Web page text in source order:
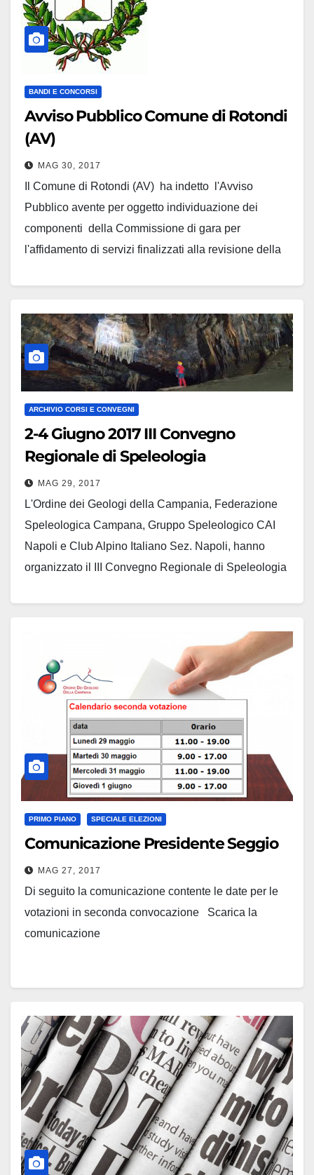
BANDI E CONCORSI
Avviso Pubblico Comune di Rotondi
(AV)
MAG 30, 2017
Il Comune di Rotondi (AV) ha indetto l'Avviso
Pubblico avente per oggetto individuazione dei
componenti della Commissione di gara per
l'affidamento di servizi finalizzati alla revisione della
dell'Autorità di bacino nazionale dei Fiumi Liri -
Garigliano…
ARCHIVIO CORSI E CONVEGNI
2-4 Giugno 2017 III Convegno
Regionale di Speleologia
MAG 29, 2017
L'Ordine dei Geologi della Campania, Federazione
Speleologica Campana, Gruppo Speleologico CAI
Napoli e Club Alpino Italiano Sez. Napoli, hanno
organizzato il III Convegno Regionale di Speleologia
l'Aggiornamento Professionale Continuo n. 7 crediti…
PRIMO PIANO SPECIALE ELEZIONI
Comunicazione Presidente Seggio
MAG 27, 2017
Di seguito la comunicazione contente le date per le
votazioni in seconda convocazione Scarica la
comunicazione